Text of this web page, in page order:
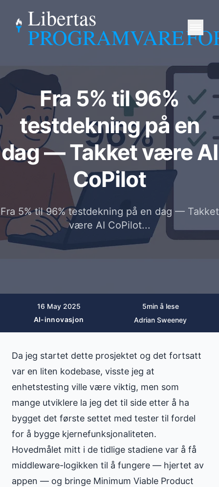
Libertas
PROGRAMVARE
Fra 5% til 96%
testdekning på en
dag — Takket være AI
CoPilot
Fra 5% til 96% testdekning på en dag — Takket
være AI CoPilot...
16 May 2025 5min å lese
AI-innovasjon
Adrian Sweeney
Da jeg startet dette prosjektet og det fortsatt
var en liten kodebase, visste jeg at
enhetstesting ville være viktig, men som
mange utviklere la jeg det til side etter å ha
bygget det første settet med tester til fordel
for å bygge kjernefunksjonaliteten.
Hovedmålet mitt i de tidlige stadiene var å få
middleware-logikken til å fungere — hjertet av
appen — og bringe Minimum Viable Product